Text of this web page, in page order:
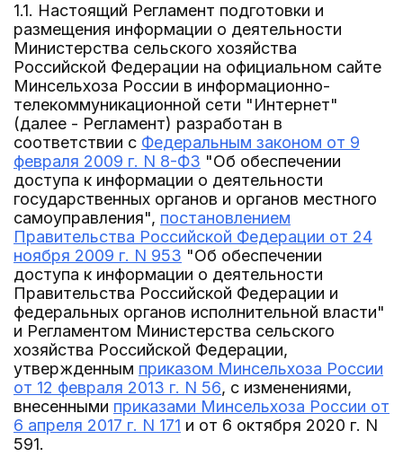
1.1. Настоящий Регламент подготовки и
размещения информации о деятельности
Министерства сельского хозяйства
Российской Федерации на официальном сайте
Минсельхоза России в информационно-
телекоммуникационной сети "Интернет"
(далее - Регламент) разработан в
соответствии с Федеральным законом от 9
февраля 2009 г. N 8-ФЗ "Об обеспечении
доступа к информации о деятельности
государственных органов и органов местного
самоуправления", постановлением
Правительства Российской Федерации от 24
ноября 2009 г. N 953 "Об обеспечении
доступа к информации о деятельности
Правительства Российской Федерации и
федеральных органов исполнительной власти"
и Регламентом Министерства сельского
хозяйства Российской Федерации,
утвержденным приказом Минсельхоза России
от 12 февраля 2013 г. N 56, с изменениями,
внесенными приказами Минсельхоза России от
6 апреля 2017 г. N 171 и от 6 октября 2020 г. N
591.